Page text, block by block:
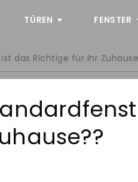
TÜREN FENSTER
das Richtige für Ihr